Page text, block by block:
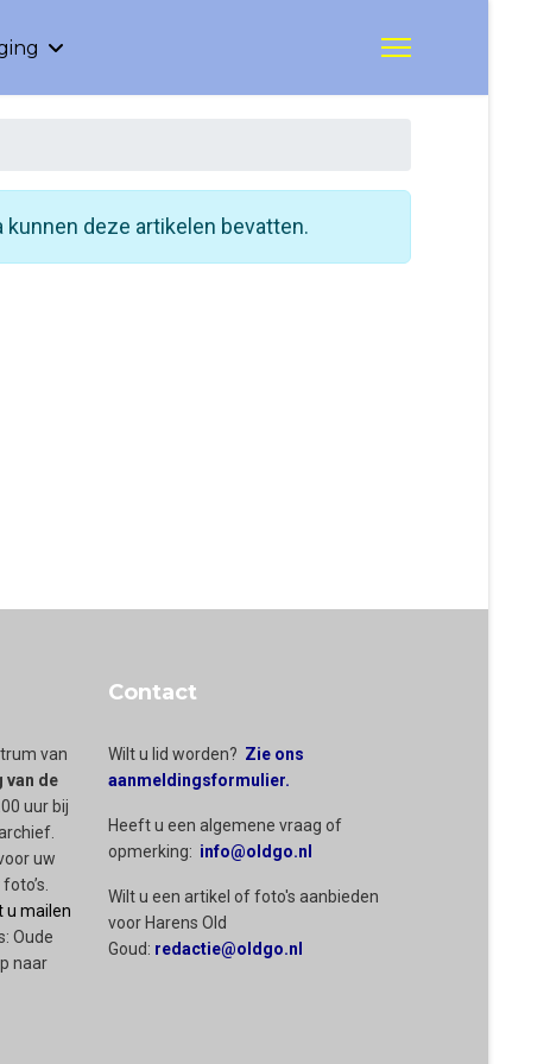
deze artikelen bevatten.
van
van de
uur bij
uw
u mailen
Oude
naar
Contact
Wilt u lid worden? Zie ons
aanmeldingsformulier.
Heeft u een algemene vraag of
opmerking: info@oldgo.nl
Wilt u een artikel of foto's aanbieden
voor Harens Old
Goud: redactie@oldgo.nl